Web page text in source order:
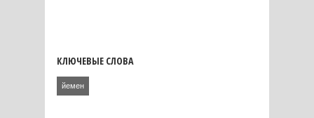
КЛЮЧЕВЫЕ СЛОВА
йемен